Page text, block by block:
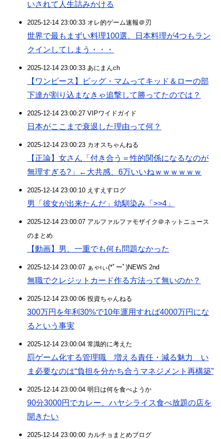
いされて人生詰みかける
2025-12-14 23:00:33 オレ的ゲーム速報＠刃
世界で最もまずい料理100選、日本料理が4つもラン
クインしてしまう・・・
2025-12-14 23:00:33 あにまんch
【ワンピース】ビッグ・マムってキッド＆ローの部
下達が割り込まなきゃ追撃して勝ってたのでは？
2025-12-14 23:00:27 VIPワイドガイド
日本がここまで衰退した理由って何？
2025-12-14 23:00:23 カオスちゃんねる
【正論】女さん「付き合う＝性的関係になるなのが
無理すぎる?」←大共感、6万いいねｗｗｗｗｗｗ
2025-12-14 23:00:10 えすえすログ
男「彼女が出来たんだ」幼馴染み「>>4」
2025-12-14 23:00:07 アルファルファモザイク＠ネットニュース
のまとめ
【動画】男、一重でも何も問題なかった
2025-12-14 23:00:07 ぁゃιぃ(*ﾟーﾟ)NEWS 2nd
無職でクレジットカード作る方法って無いのか？
2025-12-14 23:00:06 投資ちゃんねる
300万円を年利30%で10年運用すれば4000万円にな
るという事実
2025-12-14 23:00:04 常識的に考えた
罰ゲーム化する管理職 増える責任・減る魅力 い
ま必要なのは“負担を分かち合うマネジメント再構築”
2025-12-14 23:00:04 明日は何を食べようか
90分3000円でカレー、ハヤシライス食べ放題の店を
開きたい
2025-12-14 23:00:00 カルチョまとめブログ